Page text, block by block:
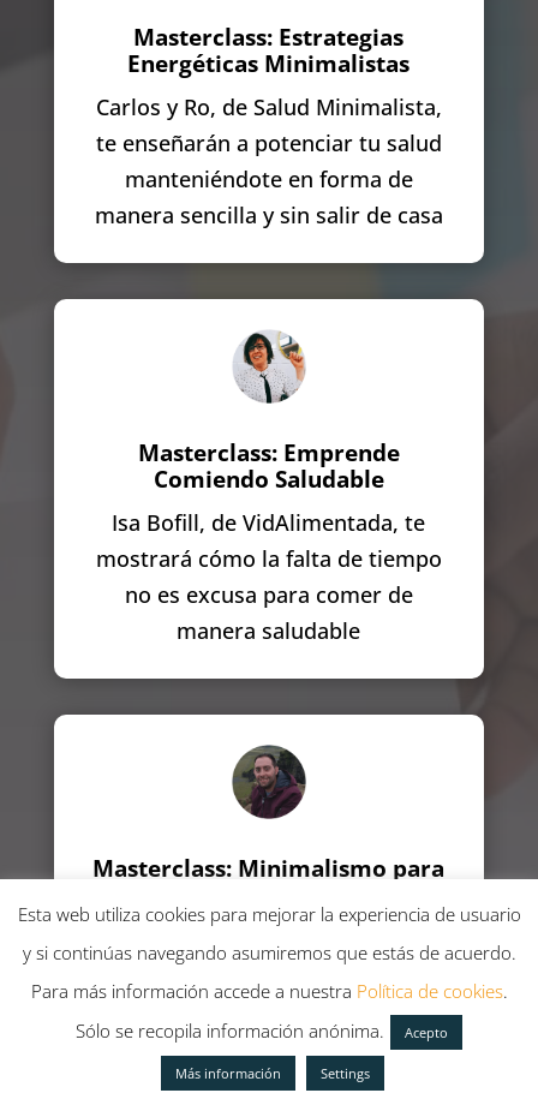
Masterclass: Estrategias
Energéticas Minimalistas
Carlos y Ro, de Salud Minimalista,
te enseñarán a potenciar tu salud
manteniéndote en forma de
manera sencilla y sin salir de casa
Masterclass: Emprende
Comiendo Saludable
Isa Bofill, de VidAlimentada, te
mostrará cómo la falta de tiempo
no es excusa para comer de
manera saludable
Masterclass: Minimalismo para
hará dominar la gestión mínima de
tus finanzas personales, ahorro e
inversión dedicando el mínimo
tiempo
Esta web utiliza cookies para mejorar la experiencia de usuario
y si continúas navegando asumiremos que estás de acuerdo.
Para más información accede a nuestra Política de cookies.
Sólo se recopila información anónima.
Acepto
Más información Settings